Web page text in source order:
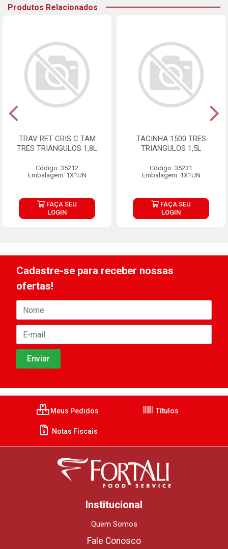
Produtos Relacionados
TRAV RET CRIS C TAM
TRES TRIANGULOS 1,8L
Código: 35212
Embalagem: 1X1UN
FAÇA SEU
LOGIN
TACINHA 1500 TRES
TRIANGULOS 1,5L
Código: 35231
Embalagem: 1X1UN
FAÇA SEU
LOGIN
Cadastre-se para receber nossas
ofertas!
Meus Pedidos Títulos
Notas Fiscais
Institucional
Quem Somos
Fale Conosco